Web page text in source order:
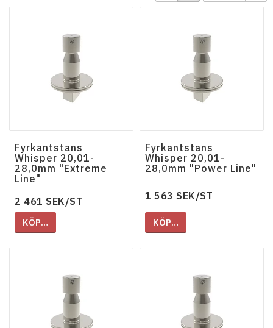
Fyrkantstans
Whisper 20,01-
28,0mm "Extreme
Line"
2 461 SEK/ST
KÖP…
Fyrkantstans
Whisper 20,01-
28,0mm "Power Line"
1 563 SEK/ST
KÖP…